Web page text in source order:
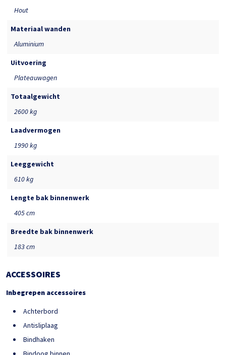
Hout
Materiaal wanden
Aluminium
Uitvoering
Plateauwagen
Totaalgewicht
2600 kg
Laadvermogen
1990 kg
Leeggewicht
610 kg
Lengte bak binnenwerk
405 cm
Breedte bak binnenwerk
183 cm
ACCESSOIRES
Inbegrepen accessoires
Achterbord
Antisliplaag
Bindhaken